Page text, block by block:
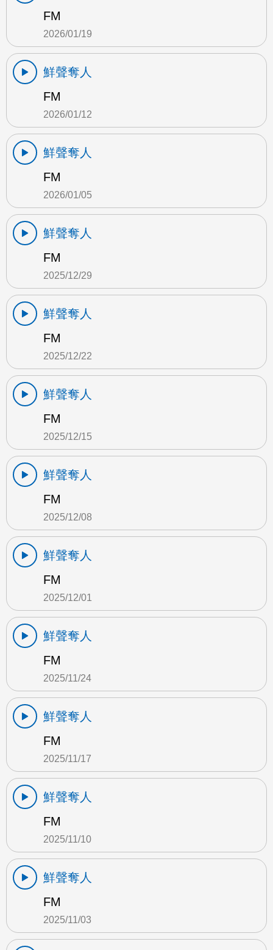
FM
2026/01/19
鮮聲奪人
FM
2026/01/12
鮮聲奪人
FM
2026/01/05
鮮聲奪人
FM
2025/12/29
鮮聲奪人
FM
2025/12/22
鮮聲奪人
FM
2025/12/15
鮮聲奪人
FM
2025/12/08
鮮聲奪人
FM
2025/12/01
鮮聲奪人
FM
2025/11/24
鮮聲奪人
FM
2025/11/17
鮮聲奪人
FM
2025/11/10
鮮聲奪人
FM
2025/11/03